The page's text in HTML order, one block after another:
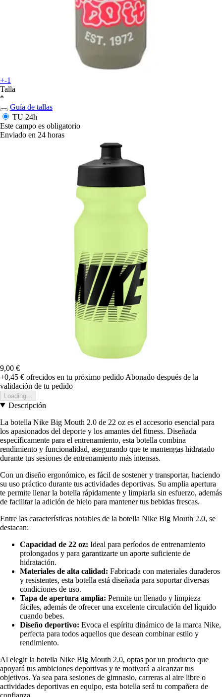
+-1
Talla
*
Guía de tallas
TU 24h
Este campo es obligatorio
Enviado en 24 horas
9,00 €
+0,45 € ofrecidos en tu próximo pedido Abonado después de la
validación de tu pedido
Loading...
Descripción
La botella Nike Big Mouth 2.0 de 22 oz es el accesorio esencial para
los apasionados del deporte y los amantes del fitness. Diseñada
específicamente para el entrenamiento, esta botella combina
rendimiento y funcionalidad, asegurando que te mantengas hidratado
durante tus sesiones de entrenamiento más intensas.
Con un diseño ergonómico, es fácil de sostener y transportar, haciendo
su uso práctico durante tus actividades deportivas. Su amplia apertura
te permite llenar la botella rápidamente y limpiarla sin esfuerzo, además
de facilitar la adición de hielo para mantener tus bebidas frescas.
Entre las características notables de la botella Nike Big Mouth 2.0, se
destacan:
Capacidad de 22 oz: Ideal para períodos de entrenamiento
prolongados y para garantizarte un aporte suficiente de
hidratación.
Materiales de alta calidad: Fabricada con materiales duraderos
y resistentes, esta botella está diseñada para soportar diversas
condiciones de uso.
Tapa de apertura amplia: Permite un llenado y limpieza
fáciles, además de ofrecer una excelente circulación del líquido
cuando bebes.
Diseño deportivo: Evoca el espíritu dinámico de la marca Nike,
perfecta para todos aquellos que desean combinar estilo y
rendimiento.
Al elegir la botella Nike Big Mouth 2.0, optas por un producto que
apoyará tus ambiciones deportivas y te motivará a alcanzar tus
objetivos. Ya sea para sesiones de gimnasio, carreras al aire libre o
actividades deportivas en equipo, esta botella será tu compañera de
confianza.